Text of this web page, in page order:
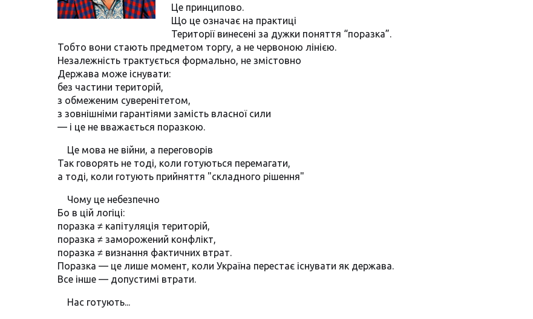
Це принципово.
Що це означає на практиці
Території винесені за дужки поняття “поразка”.
Тобто вони стають предметом торгу, а не червоною лінією.
Незалежність трактується формально, не змістовно
Держава може існувати:
без частини територій,
з обмеженим суверенітетом,
з зовнішніми гарантіями замість власної сили
— і це не вважається поразкою.
Це мова не війни, а переговорів
Так говорять не тоді, коли готуються перемагати,
а тоді, коли готують прийняття "складного рішення"
Чому це небезпечно
Бо в цій логіці:
поразка ≠ капітуляція територій,
поразка ≠ заморожений конфлікт,
поразка ≠ визнання фактичних втрат.
Поразка — це лише момент, коли Україна перестає існувати як держава.
Все інше — допустимі втрати.
Нас готують...